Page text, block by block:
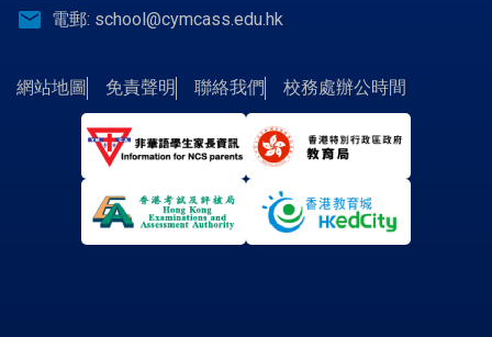
email 電郵: school@cymcass.edu.hk
網站地圖 免責聲明 聯絡我們 校務處辦公時間